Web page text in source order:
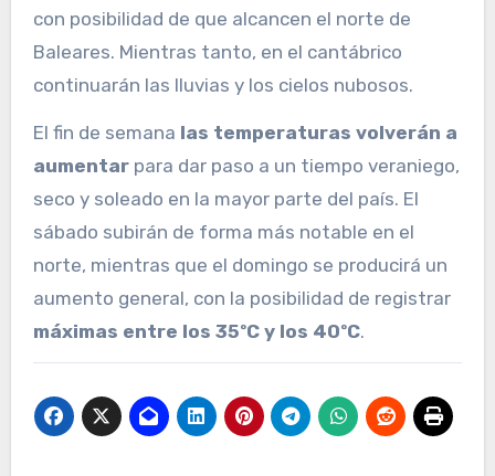
con posibilidad de que alcancen el norte de
Baleares. Mientras tanto, en el cantábrico
continuarán las lluvias y los cielos nubosos.
El fin de semana las temperaturas volverán a
aumentarpara dar paso a un tiempo veraniego,
seco y soleado en la mayor parte del país. El
sábado subirán de forma más notable en el
norte, mientras que el domingo se producirá un
aumento general, con la posibilidad de registrar
máximas entre los 35ºC y los 40ºC.